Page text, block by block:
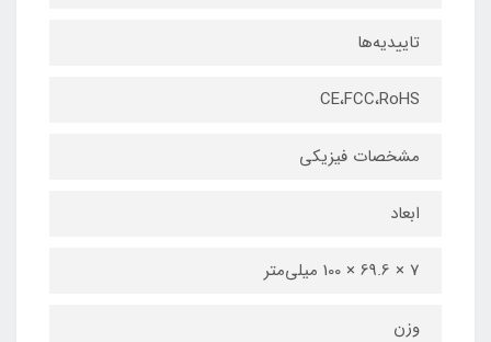
تاییدیه‌ها
CE،FCC،RoHS
مشخصات فیزیکی
ابعاد
7 × 69.6 × 100 میلی‌متر
وزن